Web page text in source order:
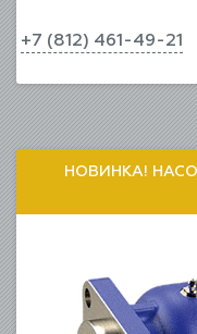
+7 (812) 461-49-21
НОВИНКА!